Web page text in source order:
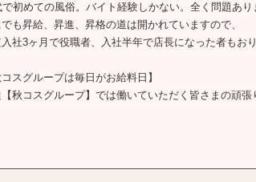
で初めての風俗。バイト経験しかない。全く問題あり
も昇給、昇進、昇格の道は開かれていますので、
社3ヶ月で役職者、入社半年で店長になった者もお
コスグループは毎日がお給料日】
秋コスグループ】では働いていただく皆さまの頑
スグループで働くすべての方々に給与アップの扉は